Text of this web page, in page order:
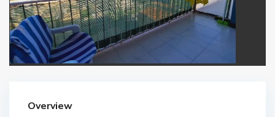
Overview